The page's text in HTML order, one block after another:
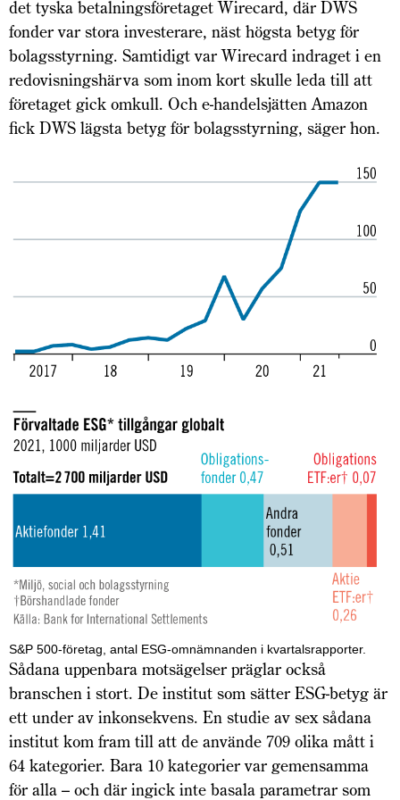
det tyska betalningsföretaget Wirecard, där DWS
fonder var stora investerare, näst högsta betyg för
bolagsstyrning. Samtidigt var Wirecard indraget i en
redovisningshärva som inom kort skulle leda till att
företaget gick omkull. Och e-handelsjätten Amazon
fick DWS lägsta betyg för bolagsstyrning, säger hon.
S&P 500-företag, antal ESG-omnämnanden i kvartalsrapporter.
Sådana uppenbara motsägelser präglar också
branschen i stort. De institut som sätter ESG-betyg är
ett under av inkonsekvens. En studie av sex sådana
institut kom fram till att de använde 709 olika mått i
64 kategorier. Bara 10 kategorier var gemensamma
för alla – och där ingick inte basala parametrar som